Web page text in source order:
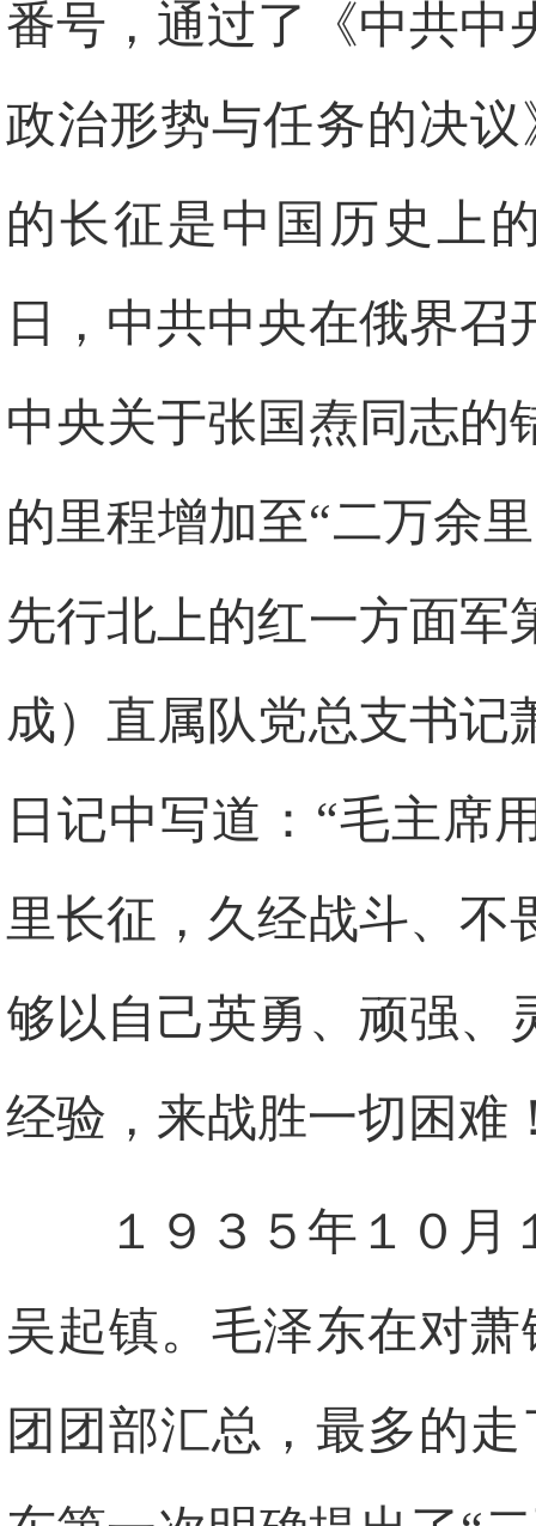
番号，通过了《中共中
政治形势与任务的决
的长征是中国历史上
日，中共中央在俄界
中央关于张国焘同志的
的里程增加至“二万余
先行北上的红一方面军
成）直属队党总支书记
日记中写道：“毛主席
里长征，久经战斗、不
够以自己英勇、顽强、
经验，来战胜一切困难
１９３５年１０
吴起镇。毛泽东在对
团团部汇总，最多的